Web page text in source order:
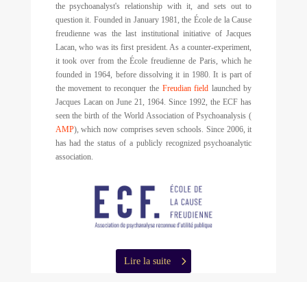
the psychoanalyst's relationship with it, and sets out to
question it. Founded in January 1981, the École de la Cause
freudienne was the last institutional initiative of Jacques
Lacan, who was its first president. As a counter-experiment,
it took over from the École freudienne de Paris, which he
founded in 1964, before dissolving it in 1980. It is part of
the movement to reconquer the Freudian field launched by
Jacques Lacan on June 21, 1964. Since 1992, the ECF has
seen the birth of the World Association of Psychoanalysis (
AMP), which now comprises seven schools. Since 2006, it
has had the status of a publicly recognized psychoanalytic
association.
Lire la suite